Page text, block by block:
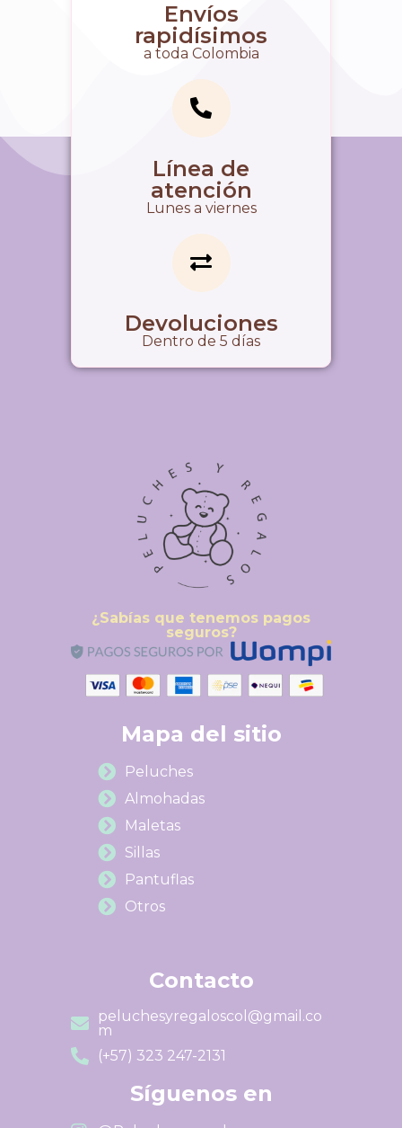
Envíos
rapidísimos
a toda Colombia
Línea de
atención
Lunes a viernes
Devoluciones
Dentro de 5 días
¿Sabías que tenemos pagos
seguros?
Mapa del sitio
Peluches
Almohadas
Maletas
Sillas
Pantuflas
Otros
Contacto
peluchesyregaloscol@gmail.co
m
(+57) 323 247-2131
Síguenos en